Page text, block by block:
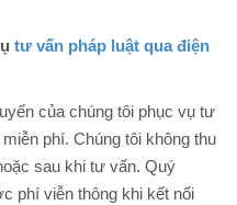
tư vấn pháp luật qua điện
của chúng tôi phục vụ tư
phí. Chúng tôi không thu
sau khi tư vấn. Quý
phí viễn thông khi kết nối